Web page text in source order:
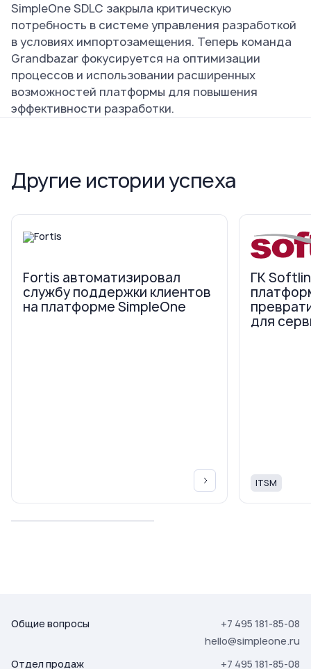
SimpleOne SDLC закрыла критическую
потребность в системе управления разработкой
в условиях импортозамещения. Теперь команда
Grandbazar фокусируется на оптимизации
процессов и использовании расширенных
возможностей платформы для повышения
эффективности разработки.
Другие истории успеха
Fortis автоматизировал
службу поддержки клиентов
на платформе SimpleOne
ГК
для
ITSM
Общие вопросы
+7 495 181-85-08
hello@simpleone.ru
Отдел продаж
+7 495 181-85-08